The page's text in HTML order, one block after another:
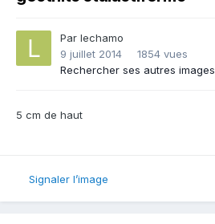
Par lechamo
9 juillet 2014
1854 vues
Rechercher ses autres images
5 cm de haut
Signaler l’image